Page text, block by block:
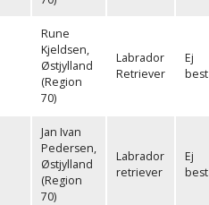
Rune
Kjeldsen,
Østjylland
(Region
70)
Labrador
Retriever
Ej
Jan Ivan
Pedersen,
Østjylland
(Region
70)
Labrador
retriever
Ej